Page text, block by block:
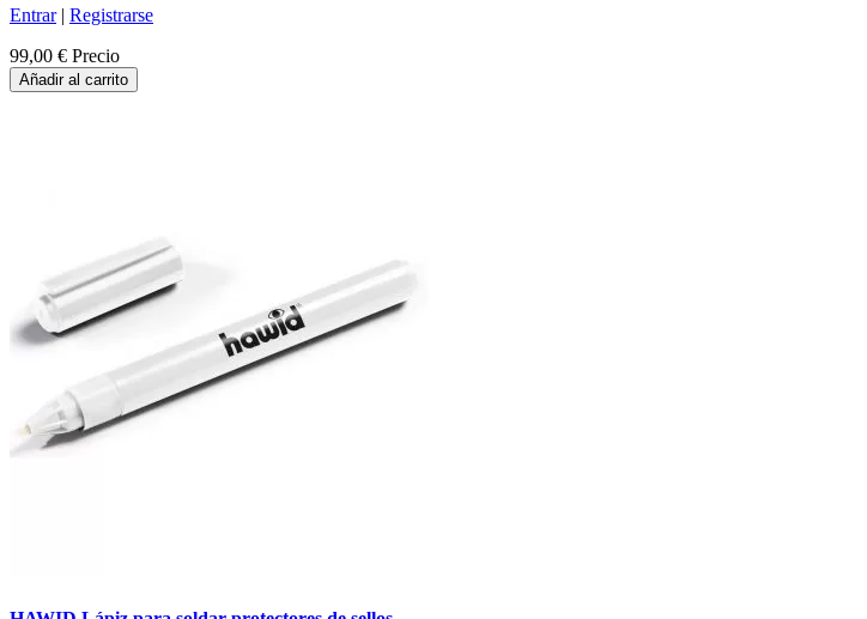
Entrar| Registrarse
99,00 € Precio
Añadir al carrito